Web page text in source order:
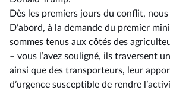
Dès les premiers jours du conflit, nous
D’abord, à la demande du premier
sommes tenus aux côtés des
–⁠ vous l’avez souligné, ils traversent
ainsi que des transporteurs, leur
d’urgence susceptible de rendre